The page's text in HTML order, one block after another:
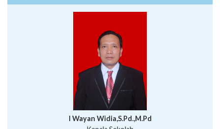
I Wayan Widia,S.Pd.,M.Pd